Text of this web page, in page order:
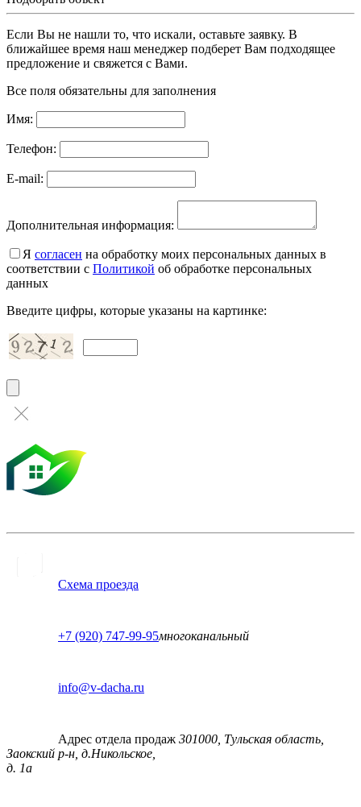
Если Вы не нашли то, что искали, оставьте заявку. В
ближайшее время наш менеджер подберет Вам подходящее
предложение и свяжется с Вами.
Все поля обязательны для заполнения
Имя:
Телефон:
E-mail:
Дополнительная информация:
Я согласен на обработку моих персональных данных в
соответствии с Политикой об обработке персональных
данных
Введите цифры, которые указаны на картинке:
Схема проезда
+7 (920) 747-99-95многоканальный
info@v-dacha.ru
Адрес отдела продаж 301000, Тульская область,
Заокский р-н, д.Никольское,
д. 1а